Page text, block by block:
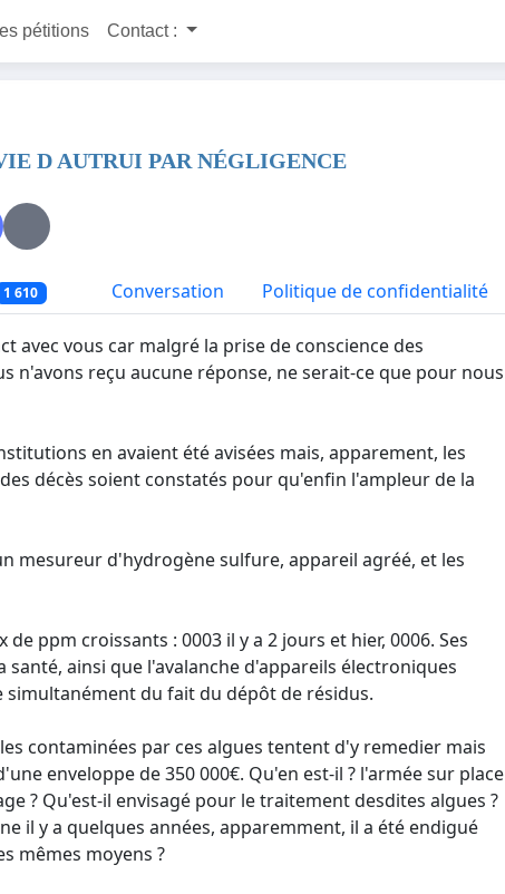
pétitions Contact :
D AUTRUI PAR NÉGLIGENCE
1 610 Conversation Politique de confidentialité
avec vous car malgré la prise de conscience des
n'avons reçu aucune réponse, ne serait-ce que pour nous
en avaient été avisées mais, apparement, les
décès soient constatés pour qu'enfin l'ampleur de la
mesureur d'hydrogène sulfure, appareil agréé, et les
ppm croissants : 0003 il y a 2 jours et hier, 0006. Ses
ainsi que l'avalanche d'appareils électroniques
du fait du dépôt de résidus.
contaminées par ces algues tentent d'y remedier mais
enveloppe de 350 000€. Qu'en est-il ? l'armée sur place
? Qu'est-il envisagé pour le traitement desdites algues ?
il y a quelques années, apparemment, il a été endigué
mêmes moyens ?